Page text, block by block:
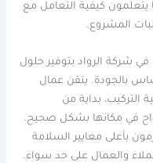
يتعلمون كيفية التعامل مع
المشروع.
شركة الرواد بتوفير حلول
بالجودة. يتقن عمال
بداية من
في مكانها بشكل صحيح.
بأعلى معايير السلامة
والعمال على حد سواء.